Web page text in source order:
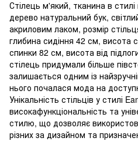
Стілець м'який, тканина в
дерево натуральний бук,
акриловим лаком, розмір
глибина сидіння 42 см, висота
спинки 82 см, висота від
стілець придумали більше
залишається одним із
нього почалася мода на
Унікальність стільців у стилі
високафункціональність та
стилю, що дозволяє
різних за дизайном та